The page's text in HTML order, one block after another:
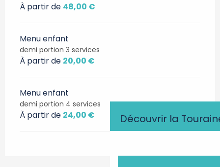
Découvrir la
À partir de 48,00 €
Menu enfant
demi portion 3 services
À partir de 20,00 €
Menu enfant
demi portion 4 services
À partir de 24,00 €